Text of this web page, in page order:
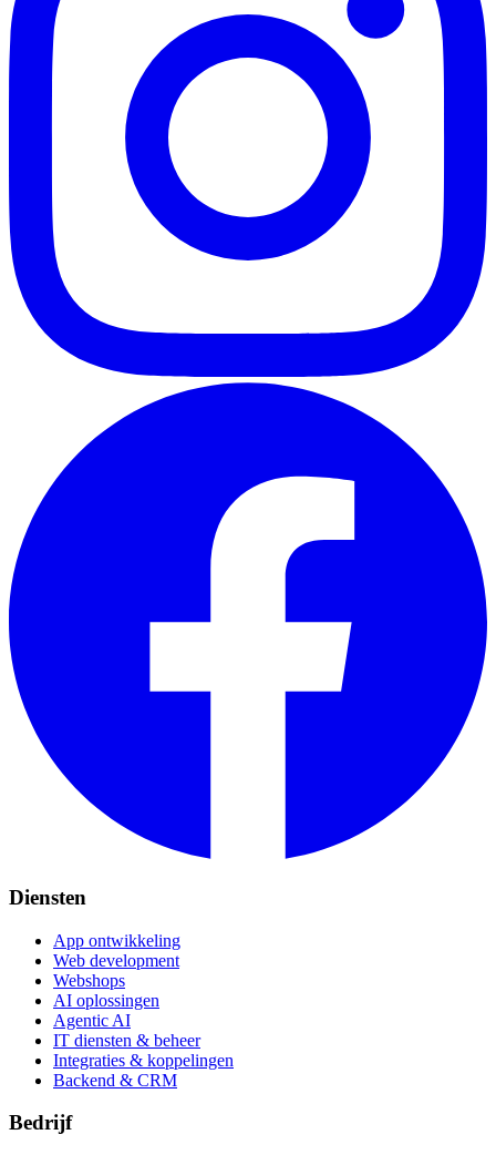
Diensten
App ontwikkeling
Web development
Webshops
AI oplossingen
Agentic AI
IT diensten & beheer
Integraties & koppelingen
Backend & CRM
Bedrijf